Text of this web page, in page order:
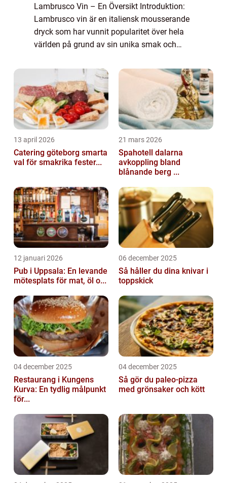
Lambrusco Vin – En Översikt Introduktion:
Lambrusco vin är en italiensk mousserande
dryck som har vunnit popularitet över hela
världen på grund av sin unika smak och
utforska lambrusco vinets historia...
13 april 2026
Catering göteborg smarta
val för smakrika fester...
21 mars 2026
Spahotell dalarna
avkoppling bland
blånande berg ...
12 januari 2026
Pub i Uppsala: En levande
mötesplats för mat, öl o...
06 december 2025
Så håller du dina knivar i
toppskick
04 december 2025
Restaurang i Kungens
Kurva: En tydlig målpunkt
för...
04 december 2025
Så gör du paleo-pizza
med grönsaker och kött